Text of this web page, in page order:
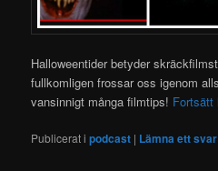
Halloweentider betyder
fullkomligen frossar oss igenom
vansinnigt många filmtips! Fortsätt
Publicerat i podcast | Lämna ett svar